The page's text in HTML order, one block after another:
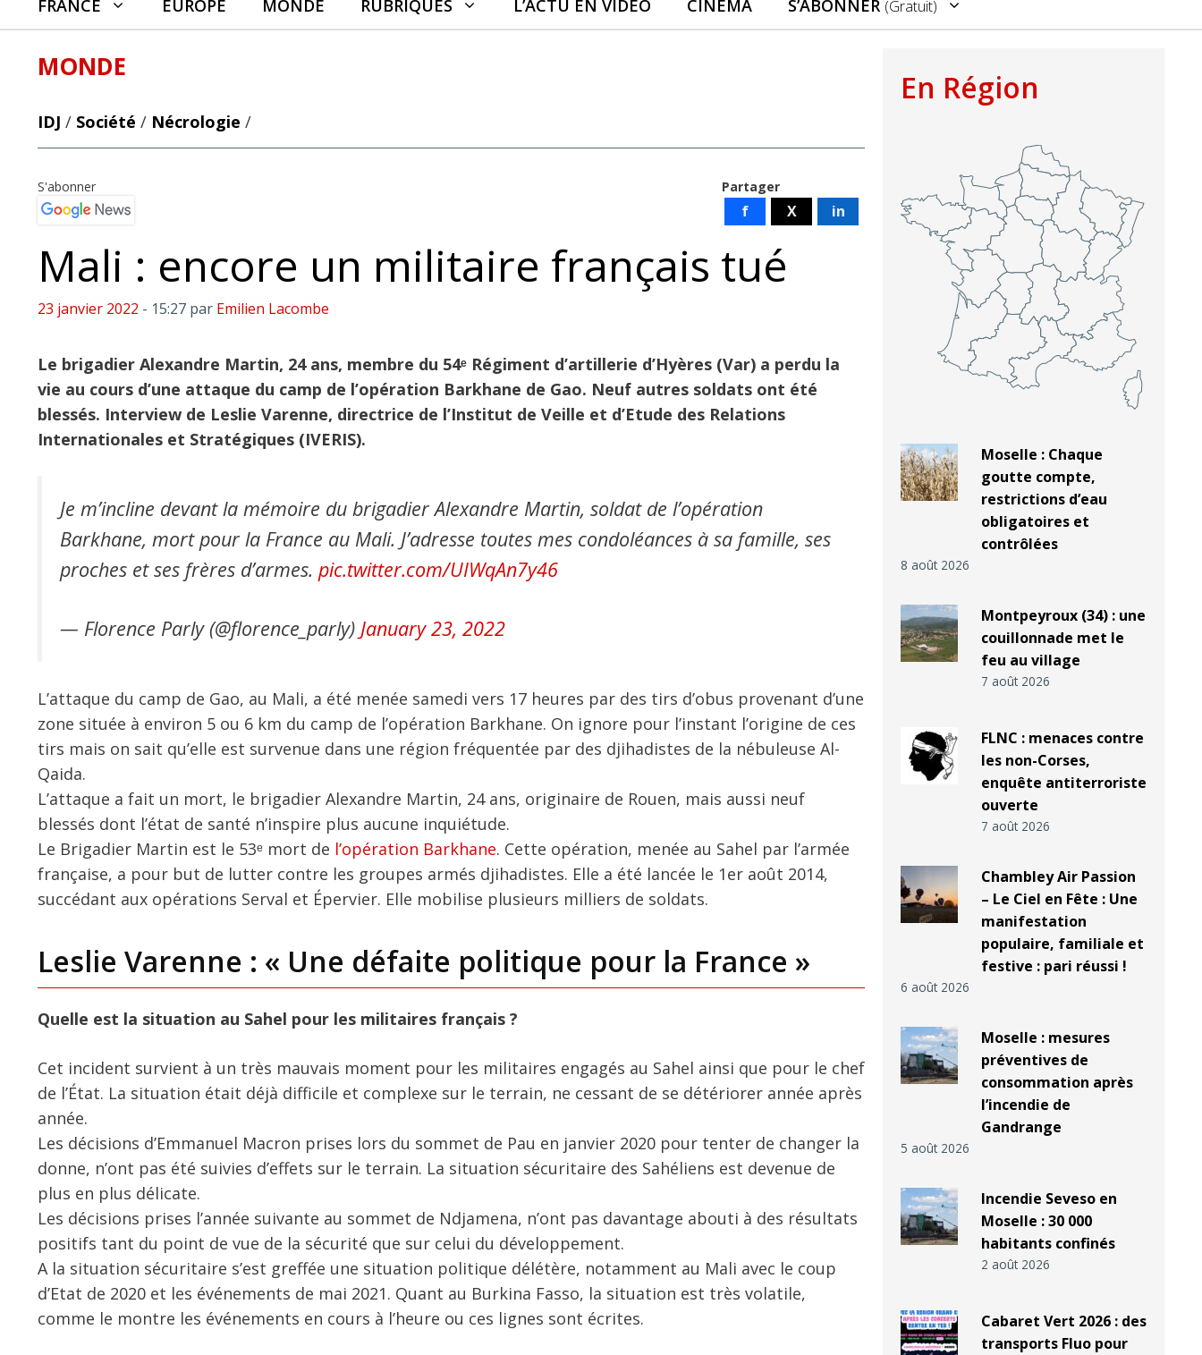
FRANCE EUROPE MONDE RUBRIQUES L’ACTU EN VIDÉO CINÉMA S’ABONNER (gratuit)
MONDE
IDJ / Société / Nécrologie /
Partager
f X in
S'abonner
Mali : encore un militaire français tué
23 janvier 2022 - 15:27 par Emilien Lacombe
Le brigadier Alexandre Martin, 24 ans, membre du 54ᵉ Régiment d’artillerie d’Hyères (Var) a perdu la
vie au cours d’une attaque du camp de l’opération Barkhane de Gao. Neuf autres soldats ont été
blessés. Interview de Leslie Varenne, directrice de l’Institut de Veille et d’Etude des Relations
Internationales et Stratégiques (IVERIS).
Je m’incline devant la mémoire du brigadier Alexandre Martin, soldat de l’opération
Barkhane, mort pour la France au Mali. J’adresse toutes mes condoléances à sa famille, ses
proches et ses frères d’armes. pic.twitter.com/UIWqAn7y46
— Florence Parly (@florence_parly) January 23, 2022
L’attaque du camp de Gao, au Mali, a été menée samedi vers 17 heures par des tirs d’obus provenant d’une
zone située à environ 5 ou 6 km du camp de l’opération Barkhane. On ignore pour l’instant l’origine de ces
tirs mais on sait qu’elle est survenue dans une région fréquentée par des djihadistes de la nébuleuse Al-
Qaida.
L’attaque a fait un mort, le brigadier Alexandre Martin, 24 ans, originaire de Rouen, mais aussi neuf
blessés dont l’état de santé n’inspire plus aucune inquiétude.
Le Brigadier Martin est le 53ᵉ mort de l’opération Barkhane. Cette opération, menée au Sahel par l’armée
française, a pour but de lutter contre les groupes armés djihadistes. Elle a été lancée le 1er août 2014,
succédant aux opérations Serval et Épervier. Elle mobilise plusieurs milliers de soldats.
Leslie Varenne : « Une défaite politique pour la France »
Quelle est la situation au Sahel pour les militaires français ?
Cet incident survient à un très mauvais moment pour les militaires engagés au Sahel ainsi que pour le chef
de l’État. La situation était déjà difficile et complexe sur le terrain, ne cessant de se détériorer année après
année.
Les décisions d’Emmanuel Macron prises lors du sommet de Pau en janvier 2020 pour tenter de changer la
donne, n’ont pas été suivies d’effets sur le terrain. La situation sécuritaire des Sahéliens est devenue de
plus en plus délicate.
Les décisions prises l’année suivante au sommet de Ndjamena, n’ont pas davantage abouti à des résultats
positifs tant du point de vue de la sécurité que sur celui du développement.
A la situation sécuritaire s’est greffée une situation politique délétère, notamment au Mali avec le coup
d’Etat de 2020 et les événements de mai 2021. Quant au Burkina Fasso, la situation est très volatile,
comme le montre les événements en cours à l’heure ou ces lignes sont écrites.
En Région
Moselle : Chaque
goutte compte,
restrictions d’eau
obligatoires et
contrôlées
8 août 2026
Montpeyroux (34) : une
couillonnade met le
feu au village
7 août 2026
FLNC : menaces contre
les non-Corses,
enquête antiterroriste
ouverte
7 août 2026
Chambley Air Passion
– Le Ciel en Fête : Une
manifestation
populaire, familiale et
festive : pari réussi !
6 août 2026
Moselle : mesures
préventives de
consommation après
l’incendie de
Gandrange
5 août 2026
Incendie Seveso en
Moselle : 30 000
habitants confinés
2 août 2026
Cabaret Vert 2026 : des
transports Fluo pour